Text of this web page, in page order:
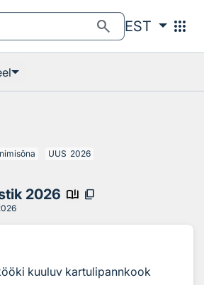
search EST apps
nimisõna UUS 2026
2026 book_ribbon content_copy
kuuluv kartulipannkook